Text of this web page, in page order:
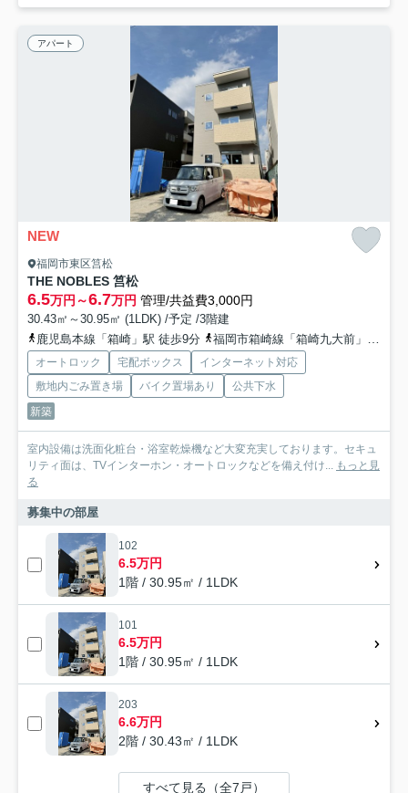
アパート
NEW
福岡市東区筥松
THE NOBLES 筥松
6.5万円～6.7万円 管理/共益費3,000円
30.43㎡～30.95㎡ (1LDK) /予定 /3階建
鹿児島本線「箱崎」駅 徒歩9分
福岡市箱崎線「箱崎九大前」駅 徒歩16分
オートロック 宅配ボックス
インターネット対応
敷地内ごみ置き場
バイク置場あり
公共下水
新築
室内設備は洗面化粧台・浴室乾燥機など大変充実しております。セキュ
リティ面は、TVインターホン・オートロックなどを備え付け... もっと見
る
募集中の部屋
102
6.5万円
1階 / 30.95㎡ / 1LDK
101
6.5万円
1階 / 30.95㎡ / 1LDK
203
6.6万円
2階 / 30.43㎡ / 1LDK
すべて見る（全7戸）